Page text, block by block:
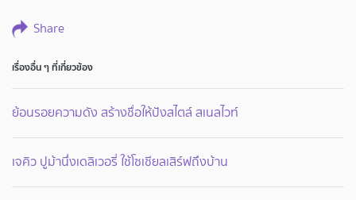
Share
เรื่องอื่น ๆ ที่เกี่ยวข้อง
ย้อนรอยความดัง สร้างชื่อให้ปังสไตล์ สเนลไวท์
เจคิว ปูม้านึ่งเดลิเวอรี่ ใช้โซเชียลเสิร์ฟถึงบ้าน